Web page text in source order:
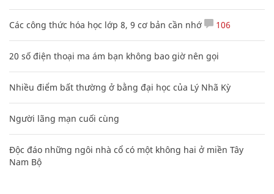
Các công thức hóa học lớp 8, 9 cơ bản cần nhớ 106
20 số điện thoại ma ám bạn không bao giờ nên gọi
Nhiều điểm bất thường ở bằng đại học của Lý Nhã Kỳ
Người lãng mạn cuối cùng
Độc đáo những ngôi nhà cổ có một không hai ở miền Tây
Nam Bộ